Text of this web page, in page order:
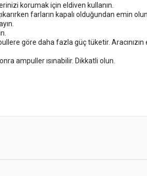
korumak için eldiven kullanın.
farların kapalı olduğundan emin olun.
göre daha fazla güç tüketir.
ampuller ısınabilir. Dikkatli olun.